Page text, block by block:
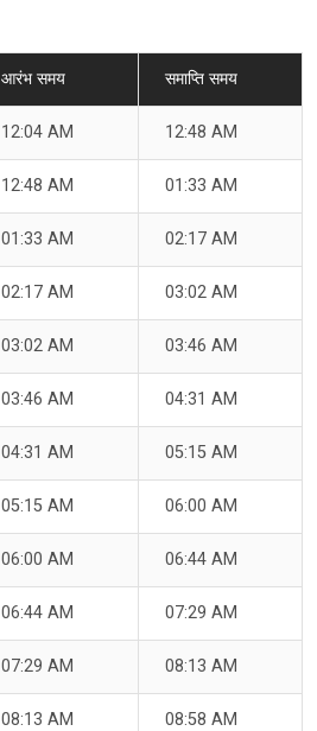
आरंभ समय समाप्ति समय
12:04 AM 12:48 AM
12:48 AM 01:33 AM
01:33 AM 02:17 AM
02:17 AM 03:02 AM
03:02 AM 03:46 AM
03:46 AM 04:31 AM
04:31 AM 05:15 AM
05:15 AM 06:00 AM
06:00 AM 06:44 AM
06:44 AM 07:29 AM
07:29 AM 08:13 AM
08:13 AM 08:58 AM